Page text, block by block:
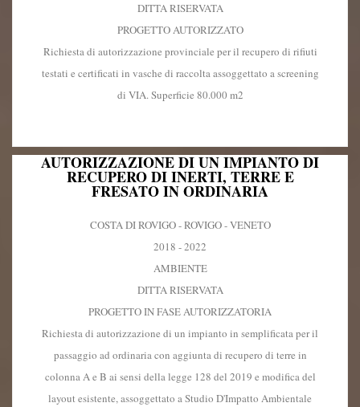
DITTA RISERVATA
PROGETTO AUTORIZZATO
Richiesta di autorizzazione provinciale per il recupero di rifiuti
testati e certificati in vasche di raccolta assoggettato a screening
di VIA. Superficie 80.000 m2
AUTORIZZAZIONE DI UN IMPIANTO DI
RECUPERO DI INERTI, TERRE E
FRESATO IN ORDINARIA
COSTA DI ROVIGO - ROVIGO - VENETO
2018 - 2022
AMBIENTE
DITTA RISERVATA
PROGETTO IN FASE AUTORIZZATORIA
Richiesta di autorizzazione di un impianto in semplificata per il
passaggio ad ordinaria con aggiunta di recupero di terre in
colonna A e B ai sensi della legge 128 del 2019 e modifica del
layout esistente, assoggettato a Studio D'Impatto Ambientale